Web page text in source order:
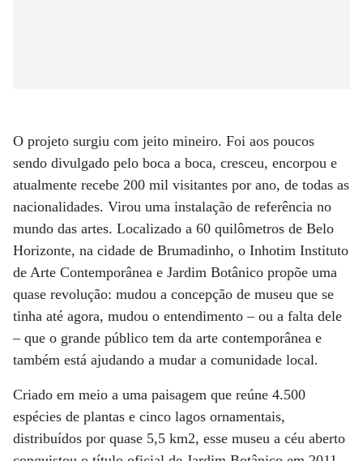
O projeto surgiu com jeito mineiro. Foi aos poucos
sendo divulgado pelo boca a boca, cresceu, encorpou e
atualmente recebe 200 mil visitantes por ano, de todas as
nacionalidades. Virou uma instalação de referência no
mundo das artes. Localizado a 60 quilômetros de Belo
Horizonte, na cidade de Brumadinho, o Inhotim Instituto
de Arte Contemporânea e Jardim Botânico propõe uma
quase revolução: mudou a concepção de museu que se
tinha até agora, mudou o entendimento – ou a falta dele
– que o grande público tem da arte contemporânea e
também está ajudando a mudar a comunidade local.
Criado em meio a uma paisagem que reúne 4.500
espécies de plantas e cinco lagos ornamentais,
distribuídos por quase 5,5 km2, esse museu a céu aberto